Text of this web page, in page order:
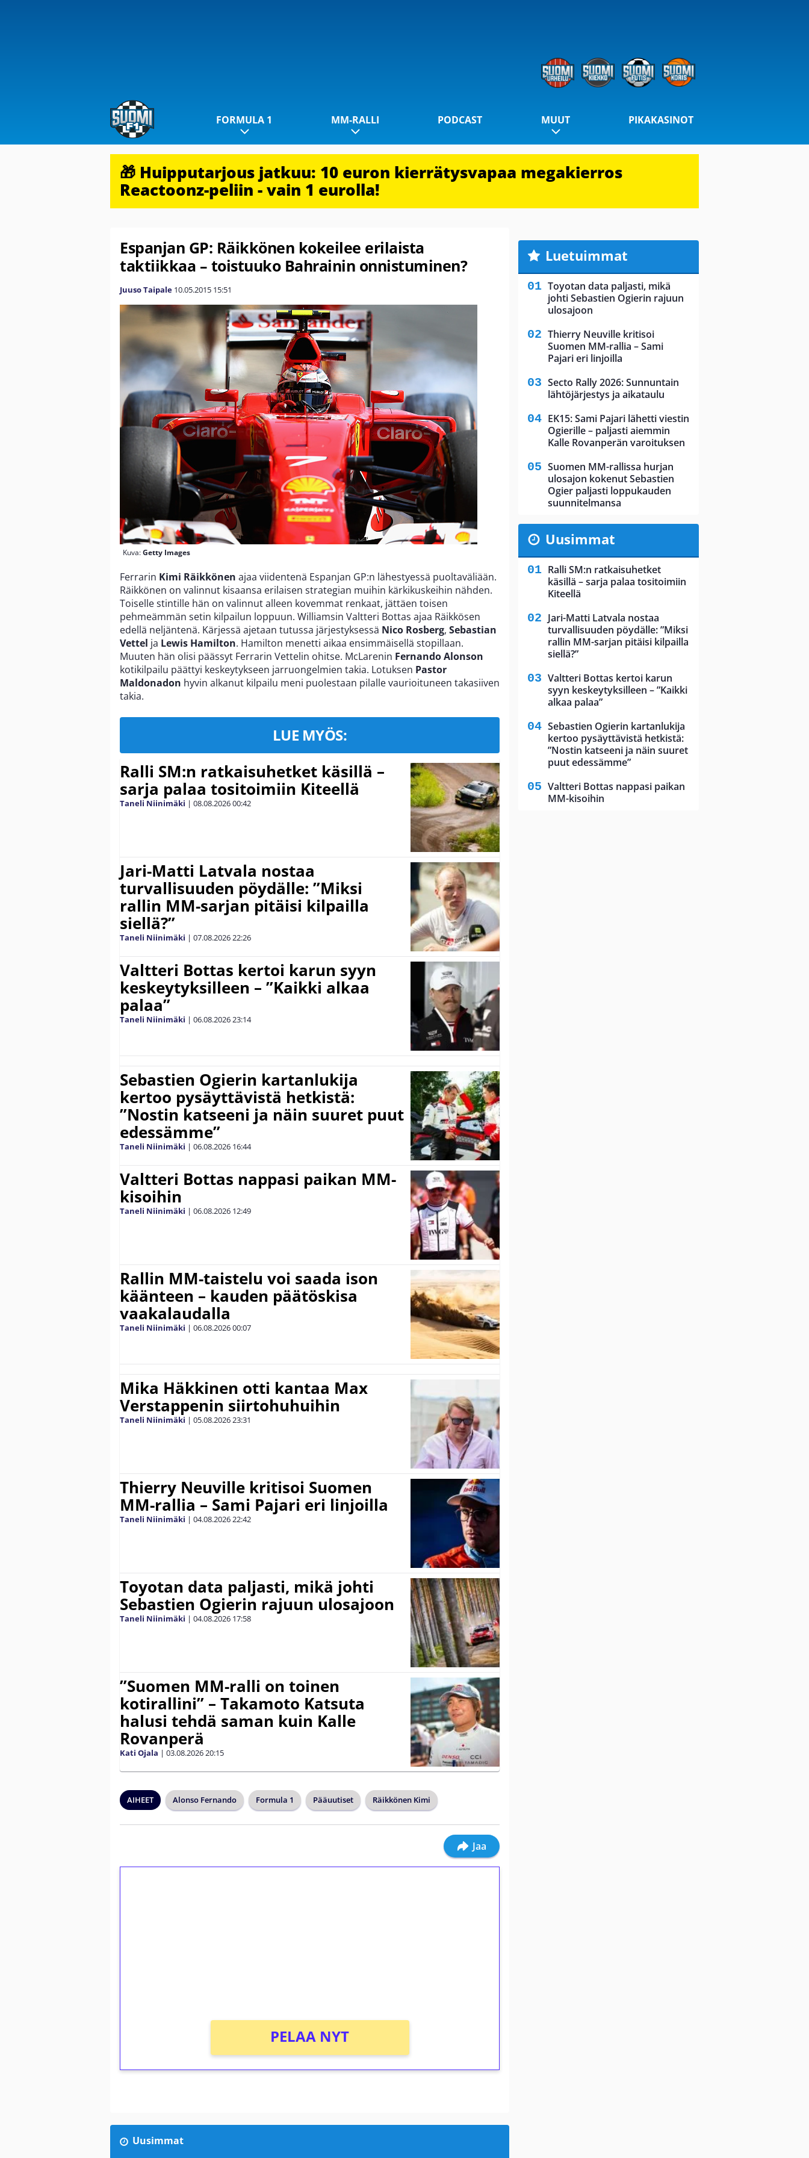
FORMULA 1 MM-RALLI PODCAST MUUT PIKAKASINOT
🎁 Huipputarjous jatkuu: 10 euron kierrätysvapaa megakierros
Reactoonz-peliin - vain 1 eurolla!
Espanjan GP: Räikkönen kokeilee erilaista
taktiikkaa – toistuuko Bahrainin onnistuminen?
Juuso Taipale 10.05.2015 15:51
Kuva:Getty Images
Ferrarin Kimi Räikkönen ajaa viidentenä Espanjan GP:n lähestyessä puoltaväliään.
Räikkönen on valinnut kisaansa erilaisen strategian muihin kärkikuskeihin nähden.
Toiselle stintille hän on valinnut alleen kovemmat renkaat, jättäen toisen
pehmeämmän setin kilpailun loppuun. Williamsin Valtteri Bottas ajaa Räikkösen
edellä neljäntenä. Kärjessä ajetaan tutussa järjestyksessä Nico Rosberg, Sebastian
Vettel ja Lewis Hamilton. Hamilton menetti aikaa ensimmäisellä stopillaan.
Muuten hän olisi päässyt Ferrarin Vettelin ohitse. McLarenin FernandoAlonson
kotikilpailu päättyi keskeytykseen jarruongelmien takia. Lotuksen Pastor
Maldonadon hyvin alkanut kilpailu meni puolestaan pilalle vaurioituneen takasiiven
takia.
LUE MYÖS:
Ralli SM:n ratkaisuhetket käsillä –
sarja palaa tositoimiin Kiteellä
Taneli Niinimäki | 08.08.202600:42
Jari-Matti Latvala nostaa
turvallisuuden pöydälle: ”Miksi
rallin MM-sarjan pitäisi kilpailla
siellä?”
Taneli Niinimäki | 07.08.202622:26
Valtteri Bottas kertoi karun syyn
keskeytyksilleen – ”Kaikki alkaa
palaa”
Taneli Niinimäki | 06.08.202623:14
Sebastien Ogierin kartanlukija
kertoo pysäyttävistä hetkistä:
”Nostin katseeni ja näin suuret puut
edessämme”
Taneli Niinimäki | 06.08.2026 16:44
Valtteri Bottas nappasi paikan MM-
kisoihin
Taneli Niinimäki | 06.08.2026 12:49
Rallin MM-taistelu voi saada ison
käänteen – kauden päätöskisa
vaakalaudalla
Taneli Niinimäki | 06.08.202600:07
Mika Häkkinen otti kantaa Max
Verstappenin siirtohuhuihin
Taneli Niinimäki | 05.08.202623:31
Thierry Neuville kritisoi Suomen
MM-rallia – Sami Pajari eri linjoilla
Taneli Niinimäki | 04.08.202622:42
Toyotan data paljasti, mikä johti
Sebastien Ogierin rajuun ulosajoon
Taneli Niinimäki | 04.08.2026 17:58
”Suomen MM-ralli on toinen
kotirallini” – Takamoto Katsuta
halusi tehdä saman kuin Kalle
Rovanperä
Kati Ojala | 03.08.202620:15
AIHEET Alonso Fernando Formula 1 Pääuutiset Räikkönen Kimi
Jaa
PELAA NYT
Uusimmat
Luetuimmat
Toyotan data paljasti, mikä
johti Sebastien Ogierin rajuun
ulosajoon
Thierry Neuville kritisoi
Suomen MM-rallia – Sami
Pajari eri linjoilla
Secto Rally 2026: Sunnuntain
lähtöjärjestys ja aikataulu
EK15: Sami Pajari lähetti viestin
Ogierille – paljasti aiemmin
Kalle Rovanperän varoituksen
Suomen MM-rallissa hurjan
ulosajon kokenut Sebastien
Ogier paljasti loppukauden
suunnitelmansa
Uusimmat
Ralli SM:n ratkaisuhetket
käsillä – sarja palaa tositoimiin
Kiteellä
Jari-Matti Latvala nostaa
turvallisuuden pöydälle: ”Miksi
rallin MM-sarjan pitäisi kilpailla
siellä?”
Valtteri Bottas kertoi karun
syyn keskeytyksilleen – ”Kaikki
alkaa palaa”
Sebastien Ogierin kartanlukija
kertoo pysäyttävistä hetkistä:
”Nostin katseeni ja näin suuret
puut edessämme”
Valtteri Bottas nappasi paikan
MM-kisoihin